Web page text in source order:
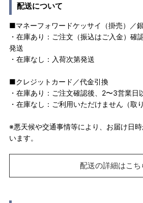
配送について
■マネーフォワードケッサイ（掛売）／銀
・在庫あり：ご注文（振込はご入金）確
発送
・在庫なし：入荷次第発送
■クレジットカード／代金引換
・在庫あり：ご注文確認後、2〜3営業日
・在庫なし：ご利用いただけません（取
※悪天候や交通事情等により、お届け日
います。
配送の詳細はこち